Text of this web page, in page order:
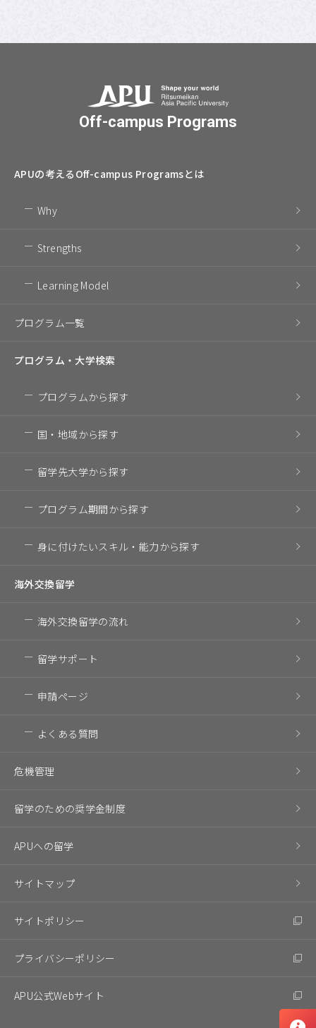
Off-campus Programs
APUの考える Off-campus Programsとは
Why
Strengths
Learning Model
プログラム一覧
プログラム・大学検索
プログラムから探す
国・地域から探す
留学先大学から探す
プログラム期間から探す
身に付けたいスキル・ 能力から探す
海外交換留学
海外交換留学の流れ
留学サポート
申請ページ
よくある質問
危機管理
留学のための奨学金制度
APUへの留学
サイトマップ
サイトポリシー
プライバシーポリシー
APU公式Webサイト